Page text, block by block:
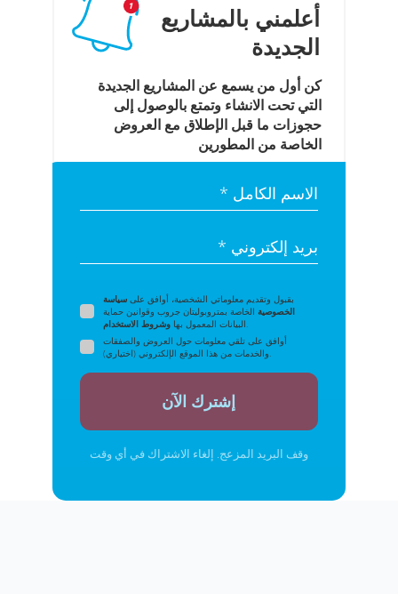
الاسم الكامل *
بريد إلكتروني *
بقبول وتقديم معلوماتي الشخصية، أوافق على سياسة
الخصوصيةالخاصة بمتروبوليتان جروب وقوانين حماية
البيانات المعمول بها وشروط الاستخدام
.
أوافق على تلقي معلومات حول العروض والصفقات
والخدمات من هذا الموقع الإلكتروني (اختياري).
إشترك الآن
وقف البريد المزعج. إلغاء الاشتراك في أي وقت
أعلمني بالمشاريع
الجديدة
كن أول من يسمع عن المشاريع الجديدة
التي تحت الانشاء وتمتع بالوصول إلى
حجوزات ما قبل الإطلاق مع العروض
الخاصة من المطورين